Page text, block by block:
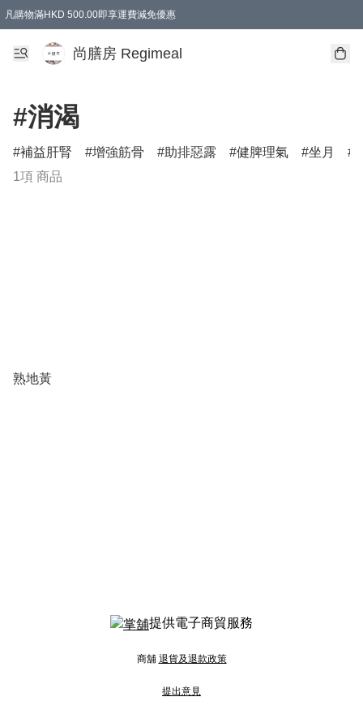
凡購物滿HKD 500.00即享運費減免優惠
尚膳房 Regimeal
#消渴
補益肝腎 增強筋骨 助排惡露 健脾理氣 坐月
1項 商品
熟地黃
提供電子商貿服務
商舖 退貨及退款政策
提出意見